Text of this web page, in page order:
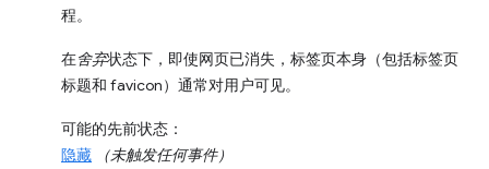
程。
在舍弃状态下，即使网页已消失，标签页本身（包括标签页
标题和 favicon）通常对用户可见。
可能的先前状态 ：
隐藏
（未触发任何事件）